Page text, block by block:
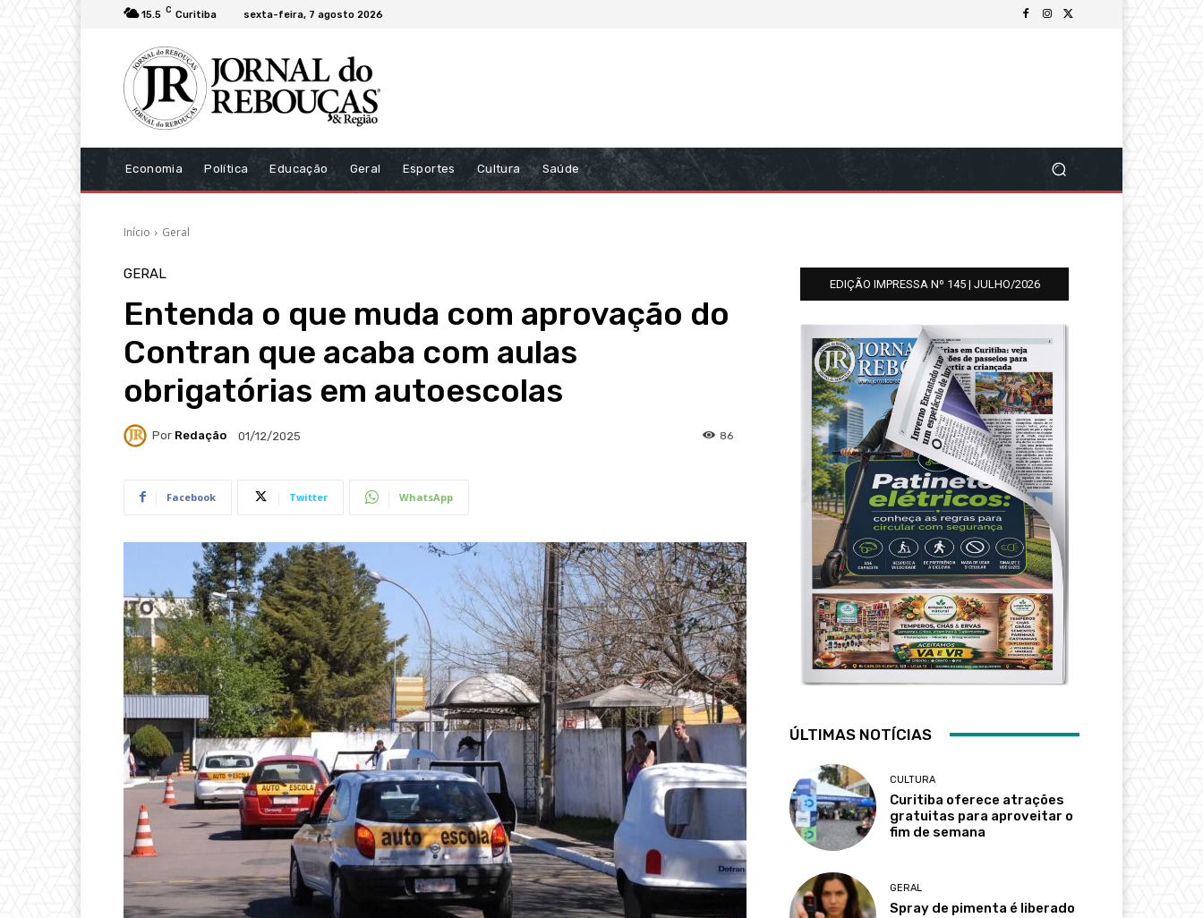
15.5 C Curitiba sexta-feira, 7 agosto 2026
Economia Política Educação Geral Esportes Cultura Saúde
Início Geral
GERAL
Entenda o que muda com aprovação do
Contran que acaba com aulas
obrigatórias em autoescolas
Por Redação 01/12/2025 86
Facebook Twitter WhatsApp
EDIÇÃO IMPRESSA Nº 145 | JULHO/2026
ÚLTIMAS NOTÍCIAS
CULTURA
Curitiba oferece atrações
gratuitas para aproveitar o
fim de semana
GERAL
Spray de pimenta é liberado